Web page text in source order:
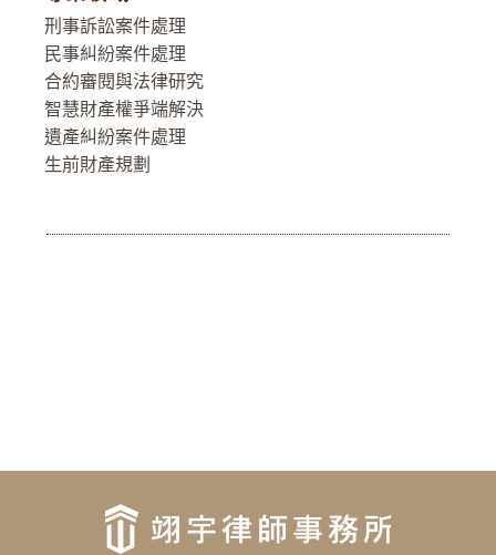
刑事訴訟案件處理
民事糾紛案件處理
合約審閱與法律研究
智慧財產權爭端解決
遺產糾紛案件處理
生前財產規劃